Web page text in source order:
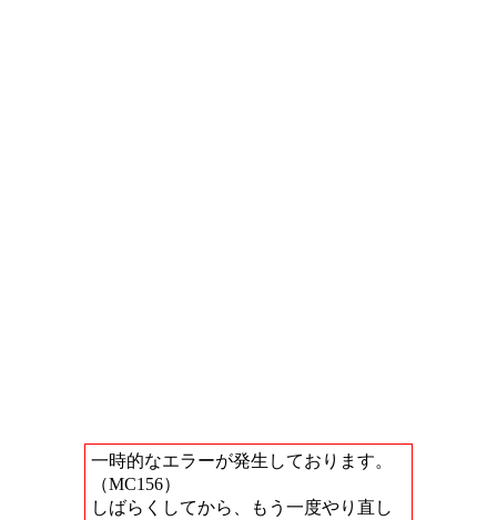
一時的なエラーが発生しております。
（MC156）
しばらくしてから、もう一度やり直し